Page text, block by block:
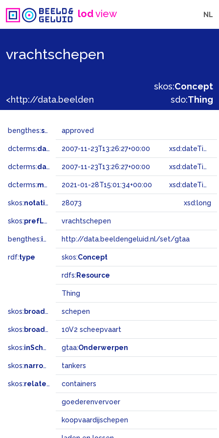
lodview NL
vrachtschepen
skos:Concept
sdo:Thing
bengthes:status approved
dcterms:dateAccepted 2007-11-23T13:26:27+00:00 xsd:dateTime
dcterms:dateSubmitted 2007-11-23T13:26:27+00:00 xsd:dateTime
dcterms:modified 2021-01-28T15:01:34+00:00 xsd:dateTime
skos:notation 28073 xsd:long
skos:prefLabel vrachtschepen
bengthes:inSet http://data.beeldengeluid.nl/set/gtaa
rdf:type skos:Concept
rdfs: Resource
Thing
skos: broader schepen
skos: broadMatch 10V2 scheepvaart
skos:inScheme gtaa:Onderwerpen
skos:narrower tankers
skos:related containers
goederenvervoer
koopvaardijschepen